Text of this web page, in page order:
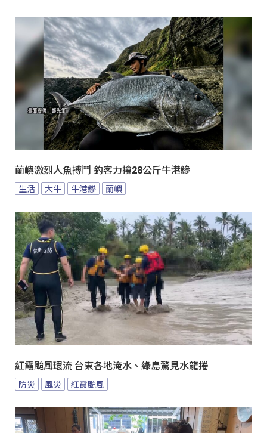
蘭嶼激烈人魚搏鬥 釣客力擒28公斤牛港鰺
生活 大牛 牛港鰺 蘭嶼
紅霞颱風環流 台東各地淹水、綠島驚見水龍捲
防災 風災 紅霞颱風